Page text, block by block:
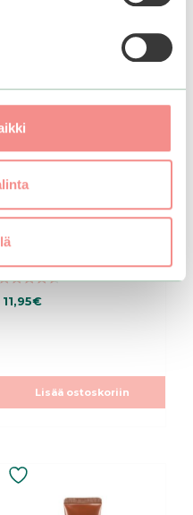
Mizon | Snail Repair
Eye Cream 15 ml
5:stä
11,95€
Lisää ostoskoriin